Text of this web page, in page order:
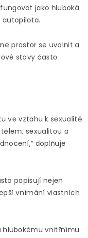
jako hluboká
prostor se uvolnit a
stavy často
ve vztahu k sexualitě
sexualitou a
doplňuje
popisují nejen
vnímání vlastních
hlubokému vnitřnímu